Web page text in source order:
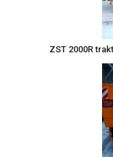
ZST 2000R